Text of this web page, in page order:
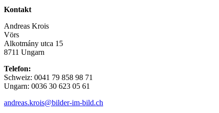
Kontakt
Andreas Krois
Vörs
Alkotmány utca 15
8711 Ungarn
Telefon:
Schweiz: 0041 79 858 98 71
Ungarn: 0036 30 623 05 61
andreas.krois@bilder-im-bild.ch